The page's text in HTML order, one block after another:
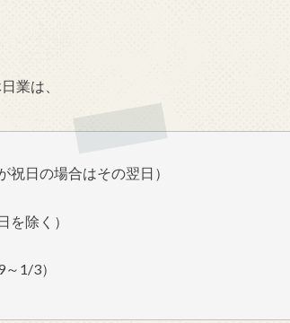
業は、
祝日の場合はその翌日）
を除く）
1/3）